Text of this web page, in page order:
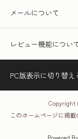
メールについて
レビュー機能につい
PC版表示に切り替え
Copyright
このホームページに掲